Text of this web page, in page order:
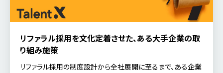
リファラル採用を文化定着させた、ある大手企業の取
り組み施策
リファラル採用の制度設計から全社展開に至るまで、ある企業